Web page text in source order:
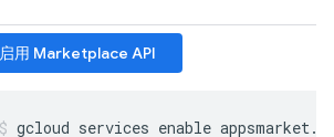
启用 Marketplace API
gcloud services enable appsmarket.